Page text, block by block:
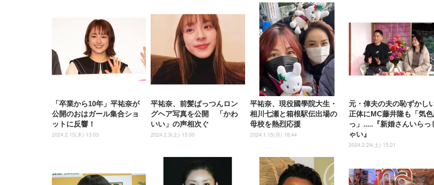
上げ式アームレスト コンパク
ト 約105度ロッキング pc 事務
椅子 360度回転 座面昇降 強化
ナイロン樹脂ベース 通気性メ
ッシュ 在宅ワーク H-
WY01(黒網+黒枠+黒足)
／デスクチェア メッシュチェ
ア 人間工学 疲れない ブラッ
Sezlife オフィスチェア デスク
チェア 疲れない テレワーク
チェア 強化バックレスト 30
度ロッキング機能 人間工学 椅
子 腰サポート 90度跳ね上げ
式アームレスト 3Dヘッドレス
ト ハンガー付き 高反発クッシ
ョン PCチェア 通気性メッシ
ュ ゲーミング/勉強/事務用 お
しゃれ パソコンチェア (ブラ
ック)
￥7,680
Sezlife オフィスチェア デスク
チェア 疲れない テレワーク
チェア 強化バックレスト 30度
ロッキング機能 人間工学 椅子
腰サポート 90度跳ね上げ式ア
ームレスト 3Dヘッドレスト
ハンガー付き 高反発クッショ
ン PCチェア 通気性メッシュ
ゲーミング/勉強/事務用 おし
ゃれ パソコンチェア (ホワイ
ト)
￥7,680
ポート付き 腰サポート
ス圧無段階昇降 360度
転 キャスター付き コ
クト 幅52×奥行58.5×
84～96cm テレワーク
宅勤務 ブラック
￥4,139
EV3240X-WT | 31.5型4K
UHD・USB Type-C・ホワイ
EV2740X-WT | 27.0型4K
UHD・USB Type-C・ホワイ
【純正品】27"ゲーミングモ
ニター DualSense 充電フッ
ク付き（CFI-ZDM1J）
￥49,979
【整備済み品】Dell
E2724HS 27インチ 液晶モ
ニター フル
HD（1920×1080）VA 非光
沢 HDMI/DisplayPort/VGA
スピーカー内蔵 高さ調整 ス
イベル VESA対応
ComfortView ビジネス向け
￥15,800
ーミングモニター QD 24.5イ
1ms FHD 量子ドット 残像低
年保証 | 輝点保証 | 日本メー
￥34,980
捨て 無香料 ホワイト 300枚
ーツ 厚型 ワイド 42枚x2袋(84
枚) ホワイト(吸収面:ライトブ
ネオ・ルーライフ ネオ・オム
ツ L 中型犬用 26枚入り 単品
￥1,800
Smart Basic(スマートベーシ
ック) 【Amazon.co.jp限定】
Smart Basic アイリスオーヤマ
ペットシーツ 超厚型 お徳用
ワイド 100枚入 (x 1) (ケース
販売)
￥3,670
【Amazon.co.jp限定】
￥3,731
「卒業から10年」平祐奈が
公開のおはガール集合ショ
ットに反響！
2024.2.15(木) 13:03
平祐奈、前髪ぱっつんロン
グヘア写真を公開 「かわ
いい」の声相次ぐ
2024.2.3(土) 15:00
平祐奈、現役國學院大生・
相川七瀬と箱根駅伝出場の
母校を熱烈応援
2024.1.15(月) 18:44
元・俥夫の夫の恥ずかし
正体にMC藤井隆も「気
っ」.....『新婚さんいらっ
ゃい』
2024.2.24(土) 15:21